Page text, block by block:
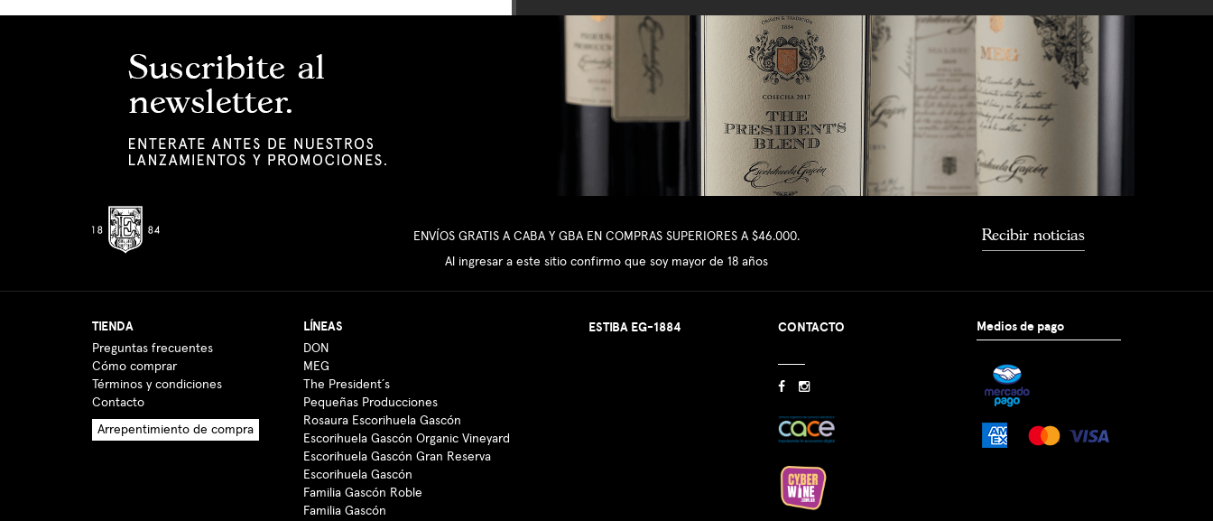
ENVÍOS GRATIS A CABA Y GBA EN COMPRAS SUPERIORES A $46.000.
Al ingresar a este sitio confirmo que soy mayor de 18 años
Recibir noticias
TIENDA
Preguntas frecuentes
Cómo comprar
Términos y condiciones
Contacto
Arrepentimiento de compra
LÍNEAS
DON
MEG
The President´s
Pequeñas Producciones
Rosaura Escorihuela Gascón
Escorihuela Gascón Organic Vineyard
Escorihuela Gascón Gran Reserva
Escorihuela Gascón
Familia Gascón Roble
Familia Gascón
ESTIBA EG-1884 CONTACTO Medios de pago